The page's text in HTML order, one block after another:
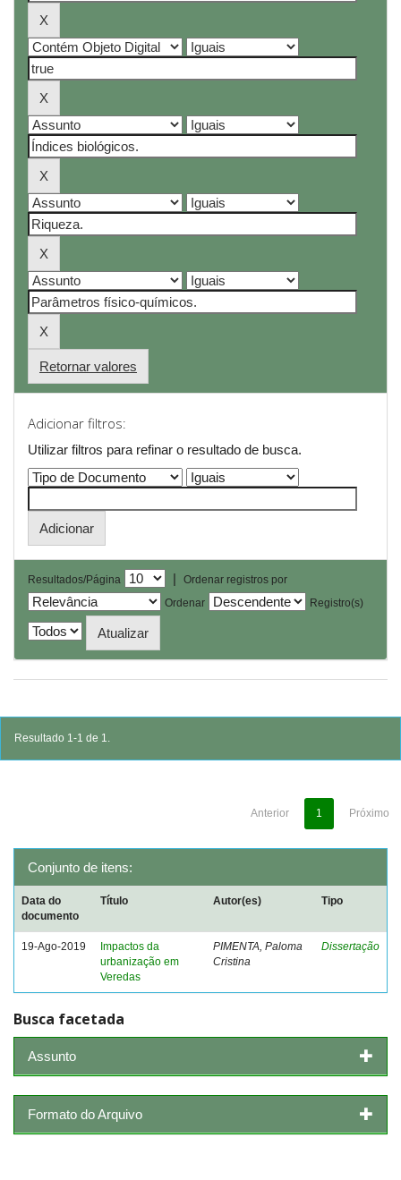
Retornar valores
Adicionar filtros:
Utilizar filtros para refinar o resultado de busca.
Resultados/Página |
Ordenar registros por
Ordenar
Registro(s)
Resultado 1-1 de 1.
Anterior 1 Próximo
Conjunto de itens:
Data do
documento
Título Autor(es) Tipo
19-Ago-2019
Impactos da
urbanização em
Veredas
PIMENTA, Paloma
Cristina
Dissertação
Busca facetada
Assunto
Formato do Arquivo